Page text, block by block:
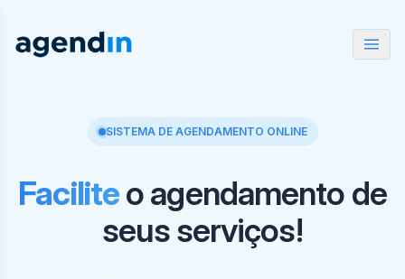
SISTEMA DE AGENDAMENTO ONLINE
Faciliteo agendamento de
seus serviços!